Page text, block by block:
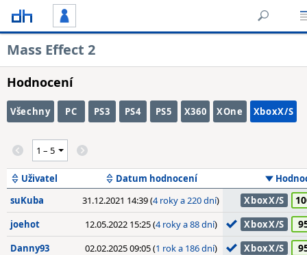
Mass Effect 2
Hodnocení
Všechny PC PS3 PS4 PS5 X360 XOne XboxX/S
Uživatel Datum hodnocení
suKuba
31.12.2021 14:39 (4 roky a 220 dní) XboxX/S
joehot 12.05.2022 15:25 (4 roky a 88 dní) XboxX/S
Danny93 02.02.2025 09:05 (1 rok a 186 dní) XboxX/S